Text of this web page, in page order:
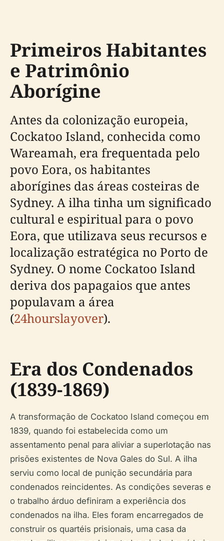
Primeiros Habitantes
e Patrimônio
Aborígine
Antes da colonização europeia,
Cockatoo Island, conhecida como
Wareamah, era frequentada pelo
povo Eora, os habitantes
aborígines das áreas costeiras de
Sydney. A ilha tinha um significado
cultural e espiritual para o povo
Eora, que utilizava seus recursos e
localização estratégica no Porto de
Sydney. O nome Cockatoo Island
deriva dos papagaios que antes
populavam a área
(24hourslayover).
Era dos Condenados
(1839-1869)
A transformação de Cockatoo Island começou em
1839, quando foi estabelecida como um
assentamento penal para aliviar a superlotação nas
prisões existentes de Nova Gales do Sul. A ilha
serviu como local de punição secundária para
condenados reincidentes. As condições severas e
o trabalho árduo definiram a experiência dos
condenados na ilha. Eles foram encarregados de
construir os quartéis prisionais, uma casa da